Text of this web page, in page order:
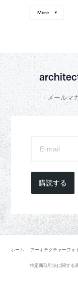
More
メールマ
購読する
ホーム アーキテクチャーフォ
特定商取引法に関する